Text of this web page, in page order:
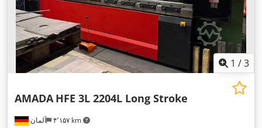
1 /3
آلمان ۴٬۱۵۷ km
AMADA HFE 3L 2204L Long Stroke